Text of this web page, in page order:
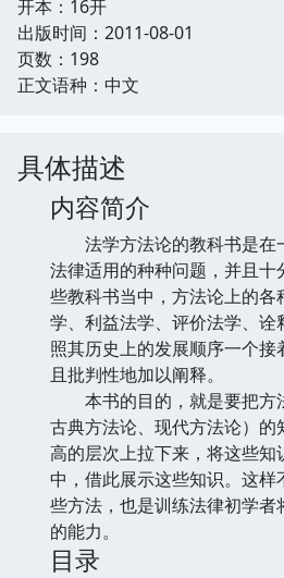
开本：16开
出版时间：2011-08-01
页数：198
正文语种：中文
具体描述
内容简介
法学方法论的教科书是在
法律适用的种种问题，并且
些教科书当中，方法论上的
学、利益法学、评价法学、
照其历史上的发展顺序一个
且批判性地加以阐释。
本书的目的，就是要把方
古典方法论、现代方法论）
高的层次上拉下来，将这些知
中，借此展示这些知识。这
些方法，也是训练法律初学者
的能力。
目录